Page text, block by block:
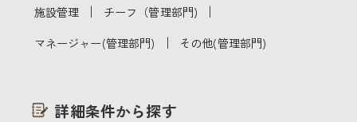
施設管理 ｜ チーフ（管理部門) ｜
マネージャー(管理部門) ｜ その他(管理部門)
詳細条件から探す